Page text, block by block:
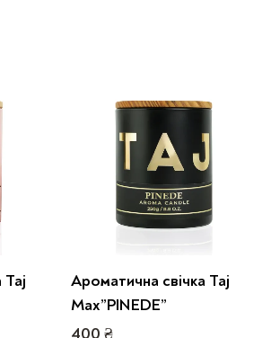
Taj
Ароматична свічка Taj
Max”PINEDE”